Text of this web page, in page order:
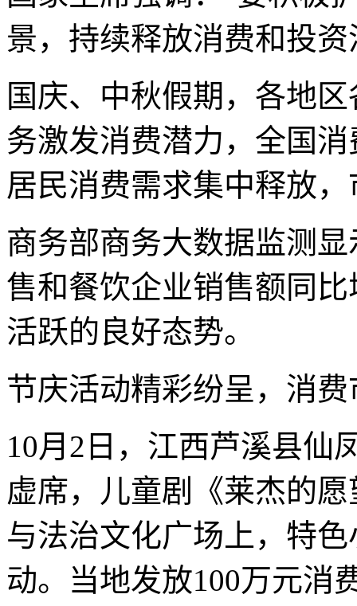
景，持续释放消费和投
国庆、中秋假期，各地
务激发消费潜力，全国
居民消费需求集中释放
商务部商务大数据监测
售和餐饮企业销售额同
活跃的良好态势。
节庆活动精彩纷呈，消
10月2日，江西芦溪县仙
虚席，儿童剧《莱杰的
与法治文化广场上，特
动。当地发放100万元消